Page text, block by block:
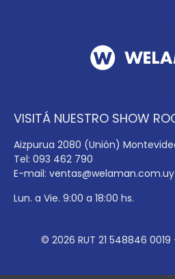
VISITÁ NUESTRO SHOW
Aizpurua 2080 (Unión)
Tel: 093 462 790
E-mail: ventas@welaman.com.uy
Lun. a Vie. 9:00 a 18:00 hs.
© 2026 RUT 21 548846 0019